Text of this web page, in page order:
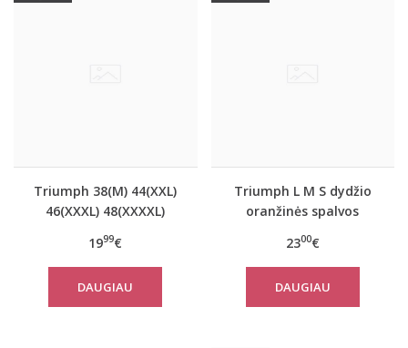
Triumph 38(M) 44(XXL)
46(XXXL) 48(XXXXL)
spalvos marškinėliai Be
Pure Shirt 02
1999€
DAUGIAU
Triumph L M S dydžio
oranžinės spalvos
marškinėliai women
move FLOW LIGHT Tank
Top
2300€
DAUGIAU